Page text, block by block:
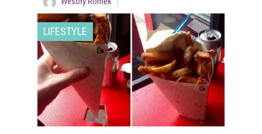
LIFESTYLE